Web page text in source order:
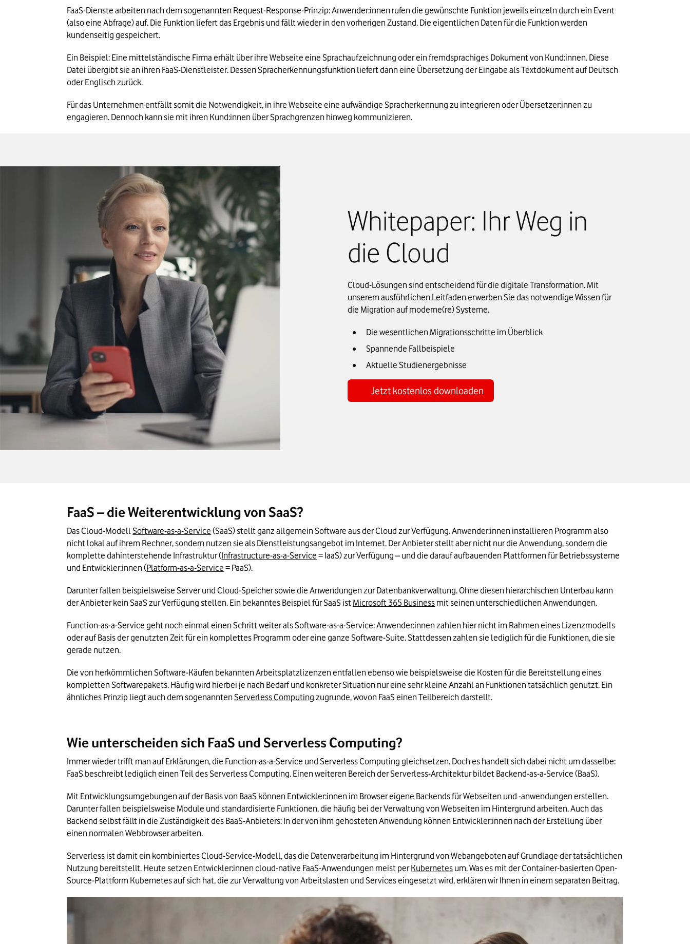
FaaS-Dienste arbeiten nach dem sogenannten Request-Response-Prinzip: Anwender:innen rufen die gewünschte Funktion jeweils einzeln durch ein Event
(also eine Abfrage) auf. Die Funktion liefert das Ergebnis und fällt wieder in den vorherigen Zustand. Die eigentlichen Daten für die Funktion werden
kundenseitig gespeichert.
Ein Beispiel: Eine mittelständische Firma erhält über ihre Webseite eine Sprachaufzeichnung oder ein fremdsprachiges Dokument von Kund:innen. Diese
Datei übergibt sie an ihren FaaS-Dienstleister. Dessen Spracherkennungsfunktion liefert dann eine Übersetzung der Eingabe als Textdokument auf Deutsch
oder Englisch zurück.
Für das Unternehmen entfällt somit die Notwendigkeit, in ihre Webseite eine aufwändige Spracherkennung zu integrieren oder Übersetzer:innen zu
engagieren. Dennoch kann sie mit ihren Kund:innen über Sprachgrenzen hinweg kommunizieren.
Whitepaper: Ihr Weg in
die Cloud
Cloud-Lösungen sind entscheidend für die digitale Transformation. Mit
unserem ausführlichen Leitfaden erwerben Sie das notwendige Wissen für
die Migration auf moderne(re) Systeme.
Die wesentlichen Migrationsschritte im Überblick
Spannende Fallbeispiele
Aktuelle Studienergebnisse
Jetzt kostenlos downloaden
FaaS – die Weiterentwicklung von SaaS?
Das Cloud-Modell Software-as-a-Service (SaaS) stellt ganz allgemein Software aus der Cloud zur Verfügung. Anwender:innen installieren Programm also
nicht lokal auf ihrem Rechner, sondern nutzen sie als Dienstleistungsangebot im Internet. Der Anbieter stellt aber nicht nur die Anwendung, sondern die
komplette dahinterstehende Infrastruktur (Infrastructure-as-a-Service = IaaS) zur Verfügung – und die darauf aufbauenden Plattformen für Betriebssysteme
und Entwickler:innen (Platform-as-a-Service = PaaS).
Darunter fallen beispielsweise Server und Cloud-Speicher sowie die Anwendungen zur Datenbankverwaltung. Ohne diesen hierarchischen Unterbau kann
der Anbieter kein SaaS zur Verfügung stellen. Ein bekanntes Beispiel für SaaS ist Microsoft 365 Business mit seinen unterschiedlichen Anwendungen.
Function-as-a-Service geht noch einmal einen Schritt weiter als Software-as-a-Service: Anwender:innen zahlen hier nicht im Rahmen eines Lizenzmodells
oder auf Basis der genutzten Zeit für ein komplettes Programm oder eine ganze Software-Suite. Stattdessen zahlen sie lediglich für die Funktionen, die sie
gerade nutzen.
Die von herkömmlichen Software-Käufen bekannten Arbeitsplatzlizenzen entfallen ebenso wie beispielsweise die Kosten für die Bereitstellung eines
kompletten Softwarepakets. Häufig wird hierbei je nach Bedarf und konkreter Situation nur eine sehr kleine Anzahl an Funktionen tatsächlich genutzt. Ein
ähnliches Prinzip liegt auch dem sogenannten Serverless Computing zugrunde, wovon FaaS einen Teilbereich darstellt.
Wie unterscheiden sich FaaS und Serverless Computing?
Immer wieder trifft man auf Erklärungen, die Function-as-a-Service und Serverless Computing gleichsetzen. Doch es handelt sich dabei nicht um dasselbe:
FaaS beschreibt lediglich einen Teil des Serverless Computing. Einen weiteren Bereich der Serverless-Architektur bildet Backend-as-a-Service (BaaS).
Mit Entwicklungsumgebungen auf der Basis von BaaS können Entwickler:innen im Browser eigene Backends für Webseiten und -anwendungen erstellen.
Darunter fallen beispielsweise Module und standardisierte Funktionen, die häufig bei der Verwaltung von Webseiten im Hintergrund arbeiten. Auch das
Backend selbst fällt in die Zuständigkeit des BaaS-Anbieters: In der von ihm gehosteten Anwendung können Entwickler:innen nach der Erstellung über
einen normalen Webbrowser arbeiten.
Serverless ist damit ein kombiniertes Cloud-Service-Modell, das die Datenverarbeitung im Hintergrund von Webangeboten auf Grundlage der tatsächlichen
Nutzung bereitstellt. Heute setzen Entwickler:innen cloud-native FaaS-Anwendungen meist per Kubernetes um. Was es mit der Container-basierten Open-
Source-Plattform Kubernetes auf sich hat, die zur Verwaltung von Arbeitslasten und Services eingesetzt wird, erklären wir Ihnen in einem separaten Beitrag.